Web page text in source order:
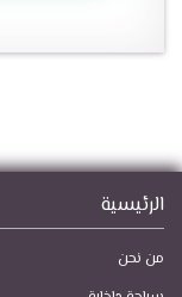
الرئيسية
من نحن